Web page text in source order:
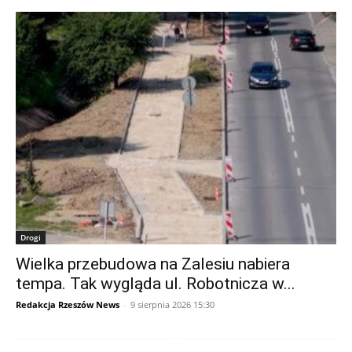
Drogi
Wielka przebudowa na Zalesiu nabiera
tempa. Tak wygląda ul. Robotnicza w...
Redakcja Rzeszów News - 9 sierpnia 2026 15:30